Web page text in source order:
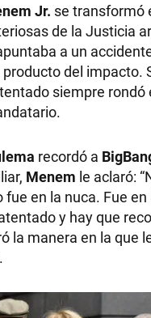
Jr. se transformó
de la Justicia
a un
del impacto.
siempre rondó
recordó a
Menem le aclaró:
en la nuca. Fue en
y hay que
la manera en la que